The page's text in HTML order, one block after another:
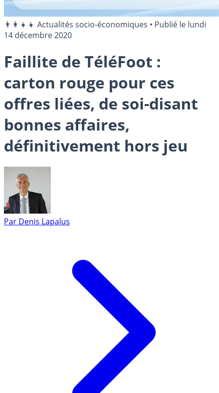
👨‍👩‍👧‍👧 Actualités socio-économiques • Publié le lundi
14 décembre 2020
Faillite de TéléFoot :
carton rouge pour ces
offres liées, de soi-disant
bonnes affaires,
définitivement hors jeu
Par Denis Lapalus